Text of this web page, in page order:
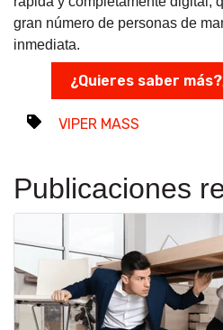
gran número de personas de
inmediata.
¿Quieres saber
VIPER MASS
Publicaciones